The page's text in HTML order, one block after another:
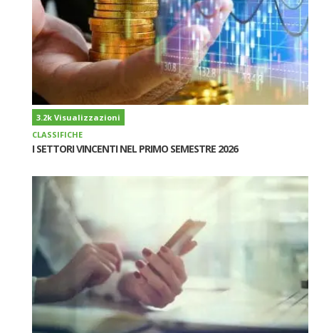
3.2k Visualizzazioni
CLASSIFICHE
I SETTORI VINCENTI NEL PRIMO SEMESTRE 2026